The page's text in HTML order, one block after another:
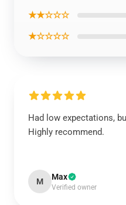
★★☆☆☆
★☆☆☆☆
Had low expectations,
Highly recommend.
M Max
Verified owner